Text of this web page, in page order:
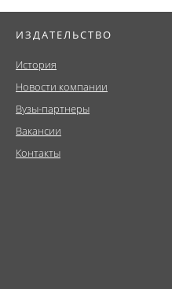
ИЗДАТЕЛЬСТВО
История
Новости компании
Вузы-партнеры
Вакансии
Контакты